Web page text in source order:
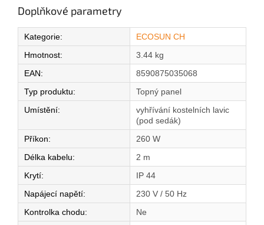
Doplňkové parametry
Kategorie:
ECOSUN CH
Hmotnost:
3.44 kg
EAN:
8590875035068
Typ produktu:
Topný panel
Umístění:
vyhřívání kostelních lavic
(pod sedák)
Příkon:
260 W
Délka kabelu:
2 m
Krytí:
IP 44
Napájecí napětí:
230 V / 50 Hz
Kontrolka chodu:
Ne